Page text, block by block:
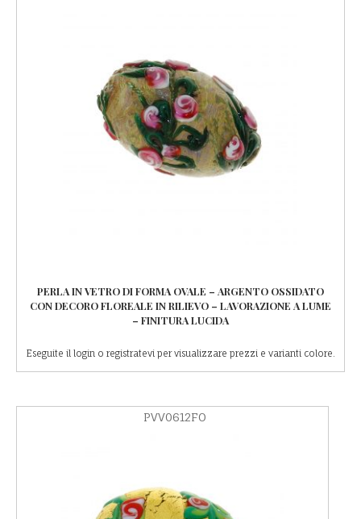
PERLA IN VETRO DI FORMA OVALE – ARGENTO OSSIDATO
CON DECORO FLOREALE IN RILIEVO – LAVORAZIONE A LUME
– FINITURA LUCIDA
Eseguite il login o registratevi per visualizzare prezzi e varianti colore.
PVV0612FO